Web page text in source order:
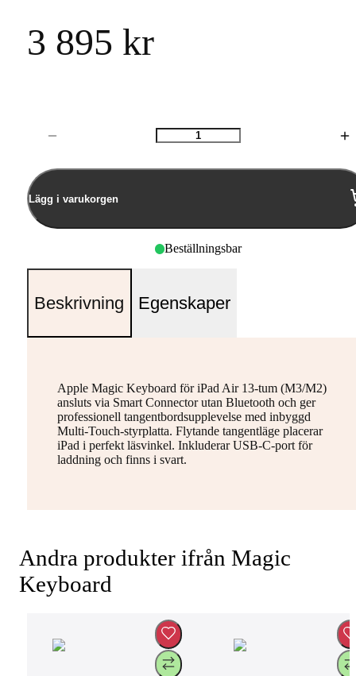
3 895 kr
Antal
Lägg i varukorgen
Beställningsbar
Beskrivning Egenskaper
Apple Magic Keyboard för iPad Air 13-tum (M3/M2)
ansluts via Smart Connector utan Bluetooth och ger
professionell tangentbordsupplevelse med inbyggd
Multi-Touch-styrplatta. Flytande tangentläge placerar
iPad i perfekt läsvinkel. Inkluderar USB-C-port för
laddning och finns i svart.
Andra produkter ifrån Magic
Keyboard